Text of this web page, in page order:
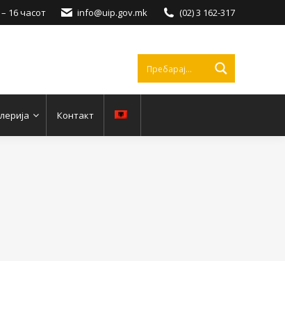
16 часот info@uip.gov.mk (02) 3 162-317
Контакт